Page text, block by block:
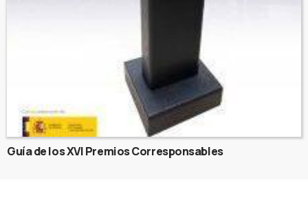
Guía de los XVI Premios Corresponsables